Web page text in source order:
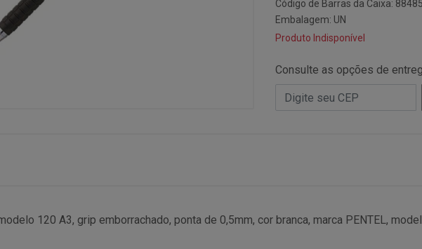
Código de Barras da Caixa:
Embalagem: UN
Produto Indisponível
Consulte as opções de
120 A3, grip emborrachado, ponta de 0,5mm, cor branca, marca PENTEL,